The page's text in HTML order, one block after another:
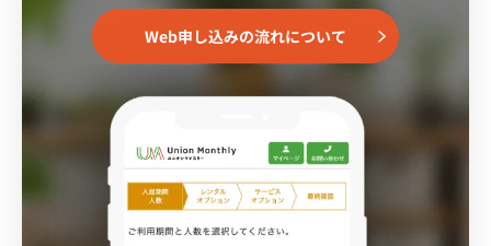
Web申し込みの流れについて